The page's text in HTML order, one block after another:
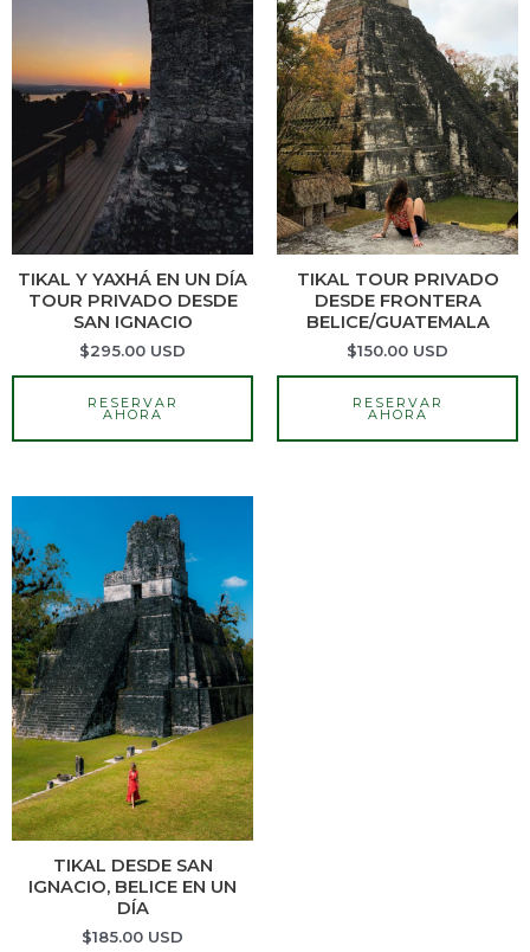
TIKAL Y YAXHÁ EN UN DÍA
TOUR PRIVADO DESDE
SAN IGNACIO
$295.00 USD
RESERVAR
AHORA
TIKAL TOUR PRIVADO
DESDE FRONTERA
BELICE/GUATEMALA
$150.00 USD
RESERVAR
AHORA
TIKAL DESDE SAN
IGNACIO, BELICE EN UN
DÍA
$185.00 USD